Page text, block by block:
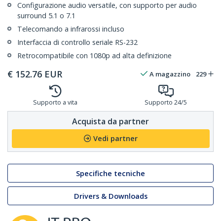
Configurazione audio versatile, con supporto per audio
surround 5.1 o 7.1
Telecomando a infrarossi incluso
Interfaccia di controllo seriale RS-232
Retrocompatibile con 1080p ad alta definizione
€ 152.76 EUR A magazzino 229
Supporto a vita Supporto 24/5
Acquista da partner
Vedi partner
Specifiche tecniche
Drivers & Downloads